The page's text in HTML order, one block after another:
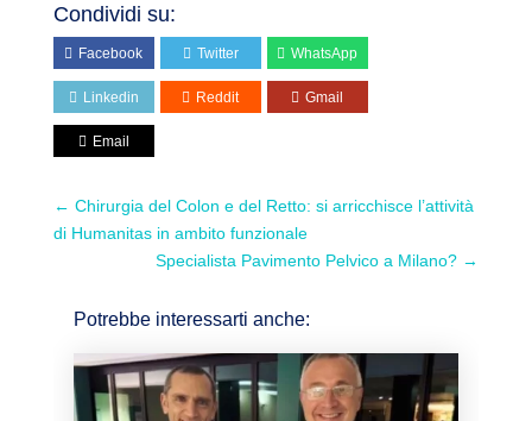
Condividi su:
Facebook Twitter WhatsApp
Linkedin Reddit Gmail
Email
← Chirurgia del Colon e del Retto: si arricchisce l’attività
di Humanitas in ambito funzionale
Specialista Pavimento Pelvico a Milano? →
Potrebbe interessarti anche: